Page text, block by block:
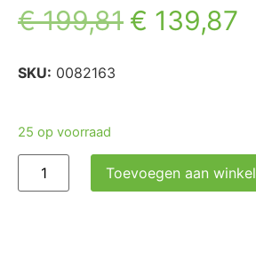
€199,81 € 139,87
SKU: 0082163
25 op voorraad
Toevoegen aan